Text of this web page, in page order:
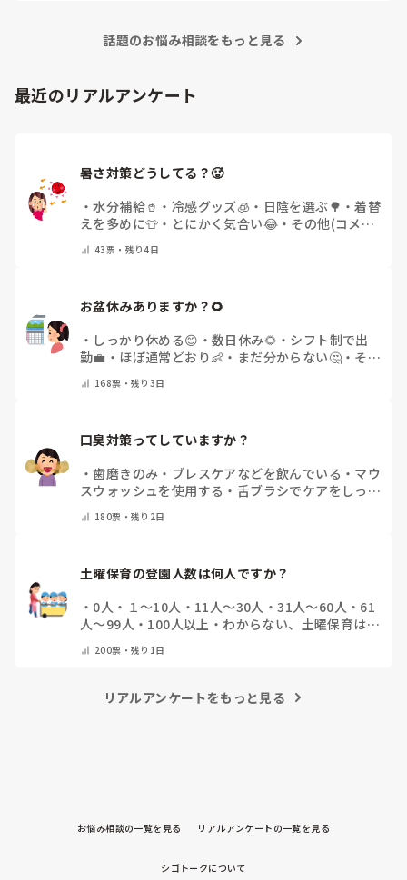
話題のお悩み相談をもっと見る
最近のリアルアンケート
暑さ対策どうしてる？🥵
・水分補給🥤 ・ 冷感グッズ🧊 ・ 日陰を選ぶ🌳 ・着替
えを多めに👕 ・ とにかく気合い😂・ その他(コメン
43票・ 残り4日
お盆休みありますか？🌻
・ しっかり休める😊 ・ 数日休み🌻 ・ シフト制で出
勤💼 ・ ほぼ通常どおり👶 ・ まだ分からない🤔・ その
168票・残り3日
口臭対策ってしていますか？
・歯磨きのみ ・ ブレスケアなどを飲んでいる ・ マウ
スウォッシュを使用する ・ 舌ブラシでケアをしっか
の他(コメントで教えて下さい)
180票・残り2日
土曜保育の登園人数は何人ですか？
・ 0人 ・ １～10人 ・ 11人～30人 ・31人～60人 ・ 61
人～99人 ・ 100人以上 ・ わからない、土曜保育はな
200票・残り1日
リアルアンケートをもっと見る
お悩み相談の一覧を見る リアルアンケートの一覧を見る
シゴトークについて